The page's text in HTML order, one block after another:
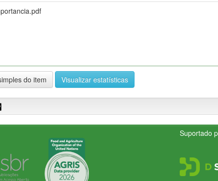
do item Visualizar estatísticas
Suportado